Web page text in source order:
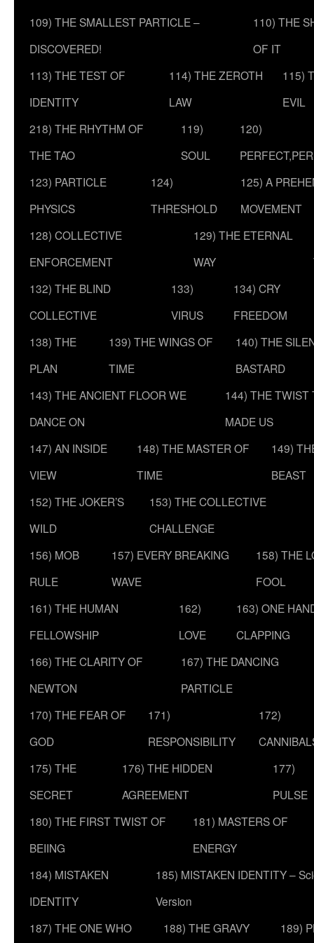
109) THE SMALLEST PARTICLE –
DISCOVERED!
110) THE
OF IT
113) THE TEST OF
IDENTITY
114) THE ZEROTH
LAW
115)
EVIL
218) THE RHYTHM OF
THE TAO
119)
SOUL
120)
123) PARTICLE
PHYSICS
124)
THRESHOLD
125) A
MOVEMENT
128) COLLECTIVE
ENFORCEMENT
129) THE ETERNAL
WAY
132) THE BLIND
COLLECTIVE
133)
VIRUS
134) CRY
FREEDOM
138) THE
PLAN
139) THE WINGS OF
TIME
140) THE
BASTARD
143) THE ANCIENT FLOOR WE
DANCE ON
144) THE TWIST
MADE US
147) AN INSIDE
VIEW
148) THE MASTER OF
TIME
149)
BEAST
152) THE JOKER’S
WILD
153) THE COLLECTIVE
CHALLENGE
156) MOB
RULE
157) EVERY BREAKING
WAVE
158) THE
FOOL
161) THE HUMAN
FELLOWSHIP
162)
LOVE
163) ONE
CLAPPING
166) THE CLARITY OF
NEWTON
167) THE DANCING
PARTICLE
170) THE FEAR OF
GOD
171)
RESPONSIBILITY
172)
175) THE
SECRET
176) THE HIDDEN
AGREEMENT
177)
PULSE
180) THE FIRST TWIST OF
BEIING
181) MASTERS OF
ENERGY
184) MISTAKEN
IDENTITY
185) MISTAKEN IDENTITY –
Version
187) THE ONE WHO
188) THE GRAVY
189)